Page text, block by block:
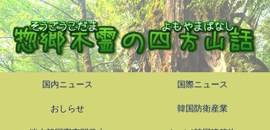
国内ニュース 国際ニュース
おしらせ 韓国防衛産業